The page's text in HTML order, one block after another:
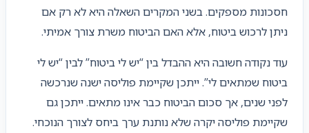
חסכונות מספקים. בשני המקרים השאלה היא לא רק אם
ניתן לרכוש ביטוח, אלא האם הביטוח משרת צורך אמיתי.
עוד נקודה חשובה היא ההבדל בין “יש לי ביטוח” לבין “יש לי
ביטוח שמתאים לי”. ייתכן שקיימת פוליסה ישנה שנרכשה
לפני שנים, אך סכום הביטוח כבר אינו מתאים. ייתכן גם
שקיימת פוליסה יקרה שלא נותנת ערך ביחס לצורך הנוכחי.